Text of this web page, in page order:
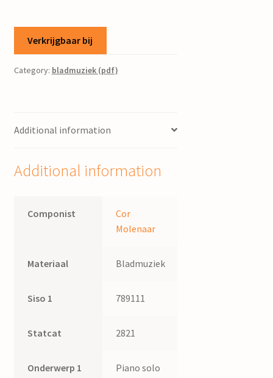
Verkrijgbaar bij
Category: bladmuziek (pdf)
Additional information
Additional information
Componist
Cor
Molenaar
Materiaal Bladmuziek
Siso 1 789111
Statcat 2821
Onderwerp 1 Piano solo